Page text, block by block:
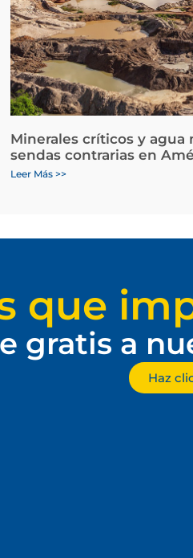
Minerales críticos y agua
sendas contrarias en
Leer Más >>
que
gratis a
Haz